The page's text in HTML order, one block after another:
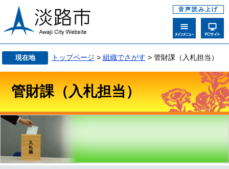
音声読み上げ
現在地 トップページ > 組織でさがす > 管財課（入札担当）
管財課（入札担当）